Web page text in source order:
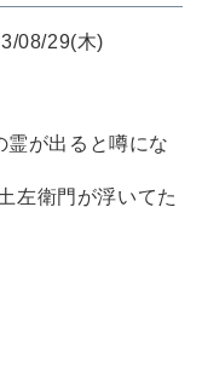
08/29(木)
霊が出ると噂にな
左衛門が浮いてた